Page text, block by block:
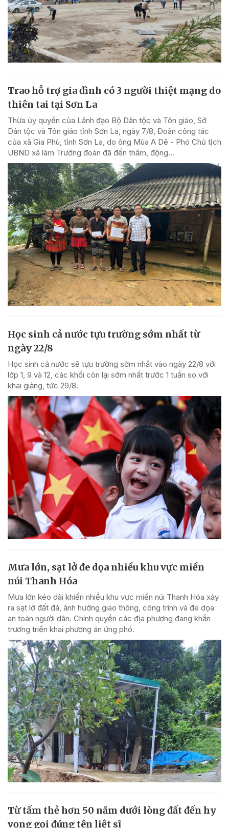
Trao hỗ trợ gia đình có 3 người thiệt mạng do
thiên tai tại Sơn La
Thừa ủy quyền của Lãnh đạo Bộ Dân tộc và Tôn giáo, Sở
Dân tộc và Tôn giáo tỉnh Sơn La, ngày 7/8, Đoàn công tác
của xã Gia Phù, tỉnh Sơn La, do ông Mùa A Dê - Phó Chủ tịch
UBND xã làm Trưởng đoàn đã đến thăm, động...
Học sinh cả nước tựu trường sớm nhất từ
ngày 22/8
Học sinh cả nước sẽ tựu trường sớm nhất vào ngày 22/8 với
lớp 1, 9 và 12, các khối còn lại sớm nhất trước 1 tuần so với
khai giảng, tức 29/8.
Mưa lớn, sạt lở đe dọa nhiều khu vực miền
núi Thanh Hóa
Mưa lớn kéo dài khiến nhiều khu vực miền núi Thanh Hóa xảy
ra sạt lở đất đá, ảnh hưởng giao thông, công trình và đe dọa
an toàn người dân. Chính quyền các địa phương đang khẩn
trương triển khai phương án ứng phó.
Từ tấm thẻ hơn 50 năm dưới lòng đất đến hy
vọng gọi đúng tên liệt sĩ